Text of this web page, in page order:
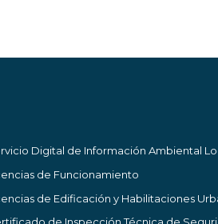
Digital de Información Ambiental
de Funcionamiento
de Edificación y Habilitaciones